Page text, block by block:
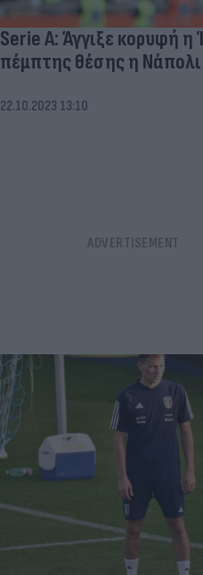
Serie A: Άγγιξε κορυφή η
πέμπτης θέσης η Νάπολι
22.10.2023 13:10